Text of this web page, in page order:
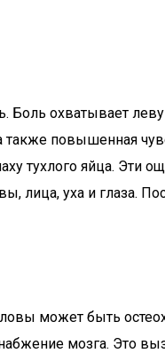
Боль охватывает
повышенная
тухлого яйца. Эти
лица, уха и глаза.
может быть
мозга. Это